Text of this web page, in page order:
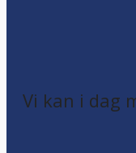
Vi kan i dag